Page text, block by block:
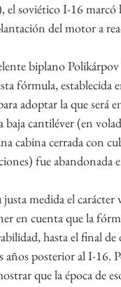
soviético I-16 marcó
del motor a
biplano
fórmula, establecida
adoptar la que
baja cantiléver (en
cabina cerrada con
fue
justa medida el
en cuenta que la
hasta el final
años posterior al I-16.
que la época de